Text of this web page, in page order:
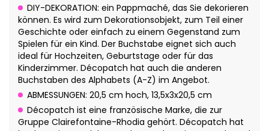
DIY-DEKORATION: ein Pappmaché, das Sie dekorieren
können. Es wird zum Dekorationsobjekt, zum Teil einer
Geschichte oder einfach zu einem Gegenstand zum
Spielen für ein Kind. Der Buchstabe eignet sich auch
ideal für Hochzeiten, Geburtstage oder für das
Kinderzimmer. Décopatch hat auch die anderen
Buchstaben des Alphabets (A-Z) im Angebot.
ABMESSUNGEN: 20,5 cm hoch, 13,5x3x20,5 cm
Décopatch ist eine französische Marke, die zur
Gruppe Clairefontaine-Rhodia gehört. Décopatch hat